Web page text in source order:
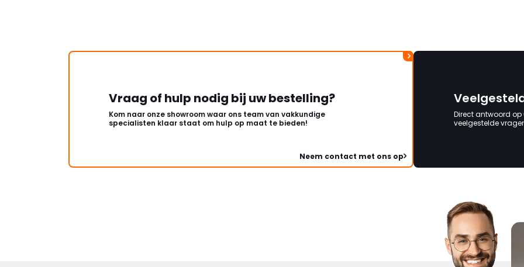
Vraag of hulp nodig bij uw bestelling?
Kom naar onze showroom waar ons team van vakkundige
specialisten klaar staat om hulp op maat te bieden!
Neem contact met ons op
Direct antwoord op
veelgestelde